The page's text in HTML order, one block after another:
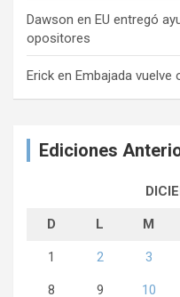
Dawson en EU entregó
opositores
Erick en Embajada vuelve
Ediciones
D L M
1 2 3
8 9 10